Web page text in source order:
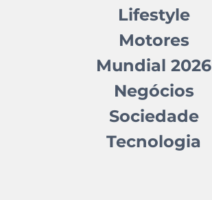
Lifestyle
Motores
Mundial 2026
Negócios
Sociedade
Tecnologia